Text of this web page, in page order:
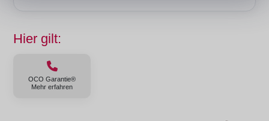
Hier gilt:
OCO Garantie®
Mehr erfahren